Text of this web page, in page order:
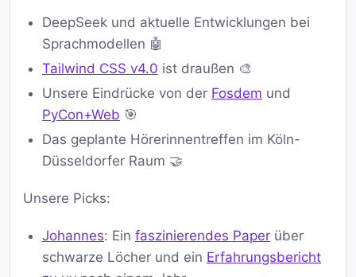
DeepSeek und aktuelle Entwicklungen bei
Sprachmodellen 🤖
Tailwind CSS v4.0 ist draußen 🎨
Unsere Eindrücke von der Fosdem und
PyCon+Web 🎯
Das geplante Hörerinnentreffen im Köln-
Düsseldorfer Raum 🤝
Unsere Picks:
Johannes: Ein faszinierendes Paper über
schwarze Löcher und ein Erfahrungsbericht